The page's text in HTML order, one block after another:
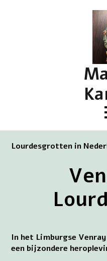
Lourdesgrotten in
In het Limburgse
een bijzondere